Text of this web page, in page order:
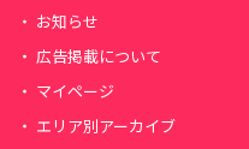
お知らせ
広告掲載について
マイページ
エリア別アーカイブ